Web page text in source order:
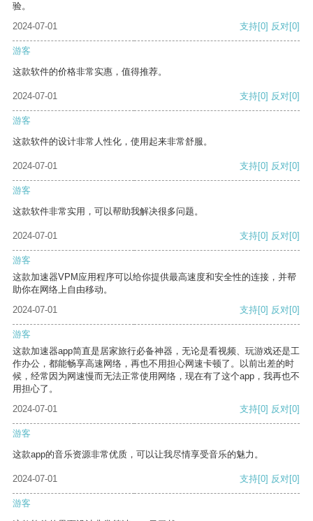
验。
2024-07-01
支持[0] 反对[0]
游客
这款软件的价格非常实惠，值得推荐。
2024-07-01 支持[0] 反对[0]
游客
这款软件的设计非常人性化，使用起来非常舒服。
2024-07-01 支持[0] 反对[0]
游客
这款软件非常实用，可以帮助我解决很多问题。
2024-07-01 支持[0] 反对[0]
游客
这款加速器VPM应用程序可以给你提供最高速度和安全性的连接，并帮
助你在网络上自由移动。
2024-07-01
支持[0] 反对[0]
游客
这款加速器app简直是居家旅行必备神器，无论是看视频、玩游戏还是工
作办公，都能畅享高速网络，再也不用担心网速卡顿了。以前出差的时
候，经常因为网速慢而无法正常使用网络，现在有了这个app，我再也不
用担心了。
2024-07-01
支持[0] 反对[0]
游客
这款app的音乐资源非常优质，可以让我尽情享受音乐的魅力。
2024-07-01 支持[0] 反对[0]
游客